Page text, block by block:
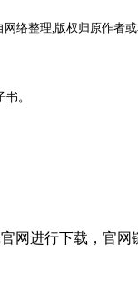
络整理,版权归原作者
。
网进行下载，官网